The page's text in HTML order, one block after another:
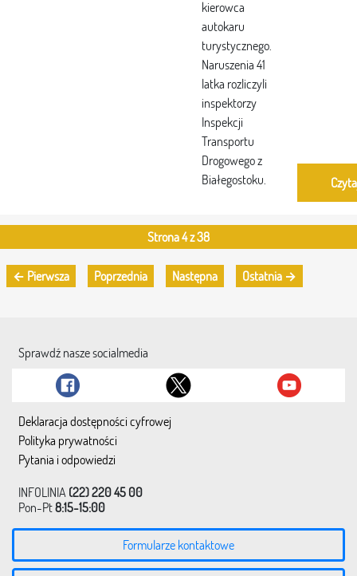
kierowca
autokaru
turystycznego.
Naruszenia 41
latka rozliczyli
inspektorzy
Inspekcji
Transportu
Drogowego z
Białegostoku.
Strona 4 z 38
← Pierwsza Poprzednia Następna Ostatnia →
Sprawdź nasze socialmedia
Deklaracja dostępności cyfrowej
Polityka prywatności
Pytania i odpowiedzi
INFOLINIA (22) 220 45 00
Pon-Pt8:15-15:00
Formularze kontaktowe